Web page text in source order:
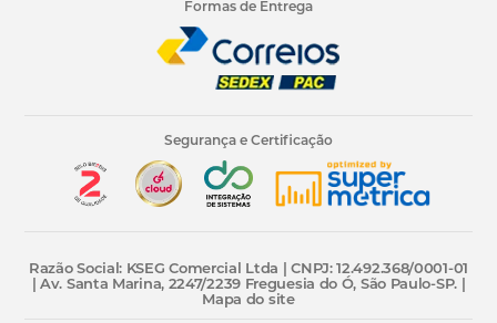
Formas de Entrega
Segurança e Certificação
Razão Social: KSEG Comercial Ltda | CNPJ: 12.492.368/0001-01
| Av. Santa Marina, 2247/2239 Freguesia do Ó, São Paulo-SP. |
Mapa do site